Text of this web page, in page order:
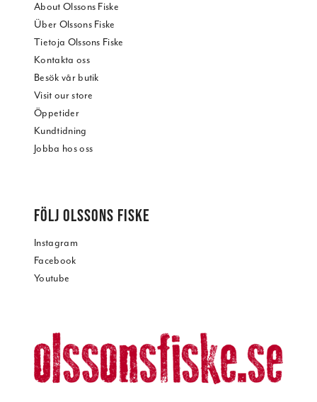
About Olssons Fiske
Über Olssons Fiske
Tietoja Olssons Fiske
Kontakta oss
Besök vår butik
Visit our store
Öppetider
Kundtidning
Jobba hos oss
FÖLJ OLSSONS FISKE
Instagram
Facebook
Youtube